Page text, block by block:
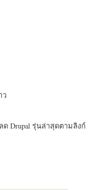
ว
ด Drupal รุ่นล่าสุดตามลิงก์